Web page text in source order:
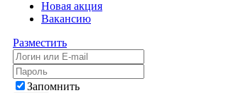
Новая акция
Вакансию
Разместить
Запомнить